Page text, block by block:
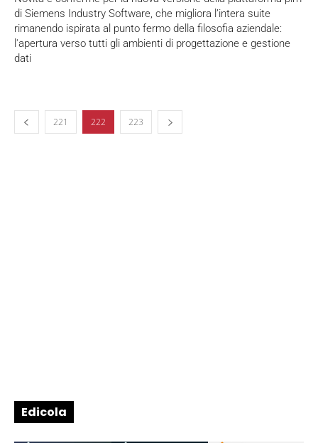
di Siemens Industry Software, che migliora l’intera suite
rimanendo ispirata al punto fermo della filosofia aziendale:
l'apertura verso tutti gli ambienti di progettazione e gestione
dati
221 222 223
Edicola